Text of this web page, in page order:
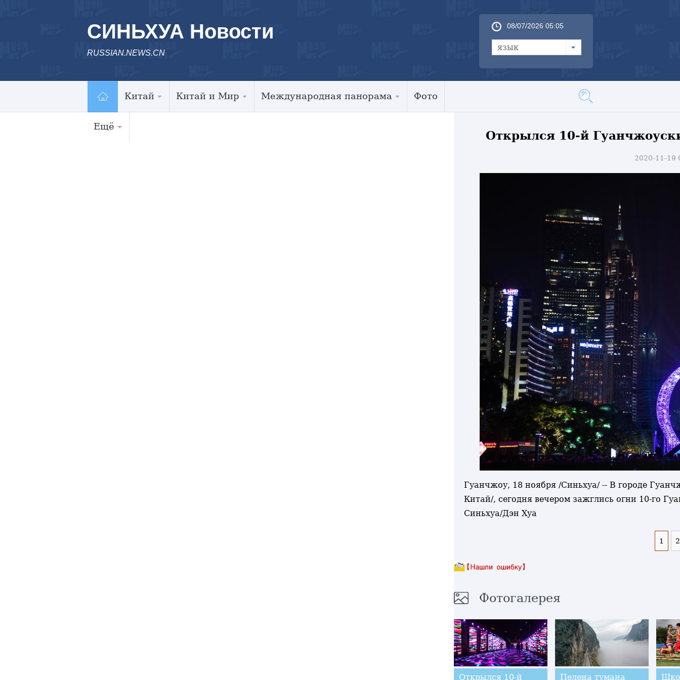
СИНЬХУА Новости
RUSSIAN.NEWS.CN
08/07/2026 05:05
язык
Китай Китай и Мир Международная панорама Фото
Ещё
Открылся 10-й
2020-11-19
Гуанчжоу, 18 ноября /Синьхуа/ -- В городе
Китай/, сегодня вечером зажглись огни 10-го
Синьхуа/Дэн Хуа
1 2
Фотогалерея
Открылся 10-й
Пелена тумана